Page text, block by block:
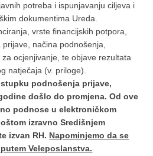
potreba i ispunjavanju ciljeva i
dokumentima Ureda.
vrste financijskih potpora,
načina podnošenja,
ocjenjivanje, te objave rezultata
natječaja (v. priloge).
podnošenja prijave,
došlo do promjena. Od ove
podnose u elektroničkom
izravno Središnjem
izvan RH. Napominjemo da se
Veleposlanstva.